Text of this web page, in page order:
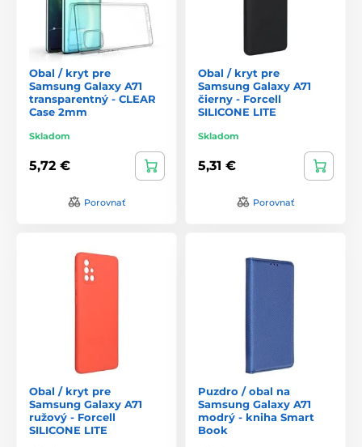
Obal / kryt pre
Samsung Galaxy A71
transparentný - CLEAR
Case 2mm
Skladom
5,72 €
Porovnať
Obal / kryt pre
Samsung Galaxy A71
čierny - Forcell
SILICONE LITE
Skladom
5,31 €
Porovnať
Obal / kryt pre
Samsung Galaxy A71
ružový - Forcell
SILICONE LITE
Puzdro / obal na
Samsung Galaxy A71
modrý - kniha Smart
Book